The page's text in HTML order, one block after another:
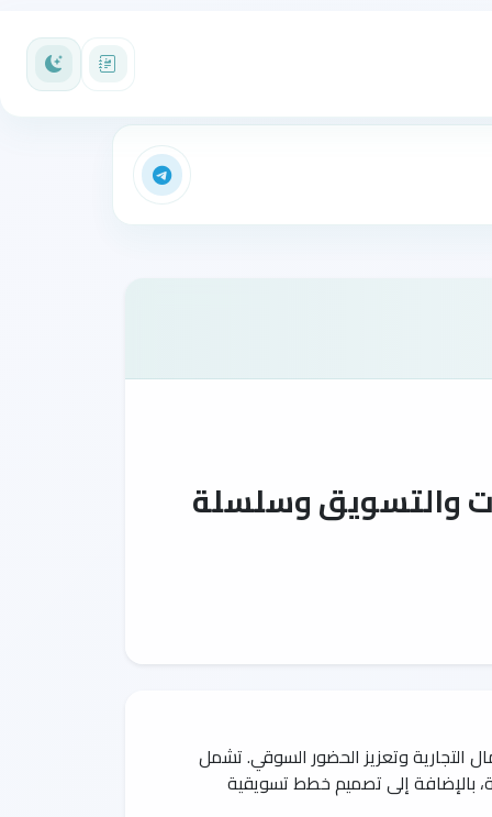
والتسويق وسلسلة
وتعزيز الحضور السوقي. تشمل
بالإضافة إلى تصميم خطط تسويقية